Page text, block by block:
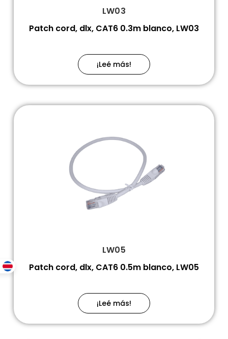
LW03
Patch cord, dlx, CAT6 0.3m blanco, LW03
¡Leé más!
LW05
Patch cord, dlx, CAT6 0.5m blanco, LW05
¡Leé más!